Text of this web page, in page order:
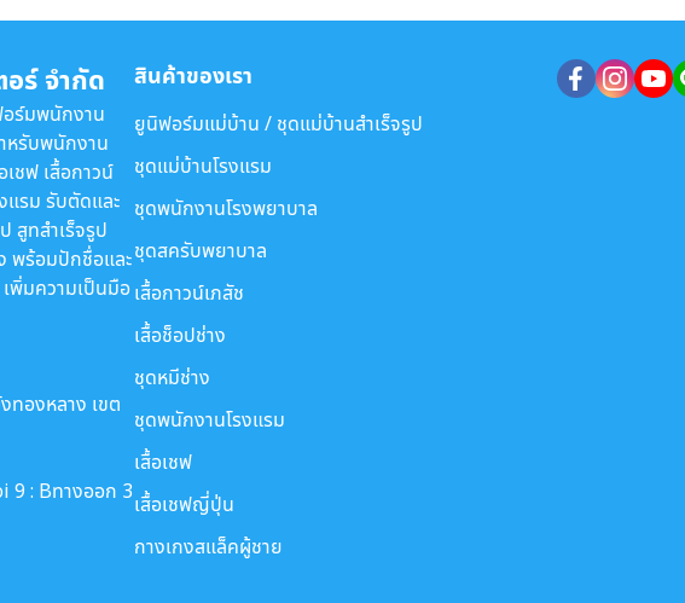
ร์ จำกัด
ร์มพนักงาน
หรับพนักงาน
ชฟ เสื้อกาวน์
แรม รับตัดและ
สูทสำเร็จรูป
พร้อมปักชื่อและ
พิ่มความเป็นมือ
ทองหลาง เขต
9 : Bทางออก 3
สินค้าของเรา
ยูนิฟอร์มแม่บ้าน / ชุดแม่บ้านสำเร็จรูป
ชุดแม่บ้านโรงแรม
ชุดพนักงานโรงพยาบาล
ชุดสครับพยาบาล
เสื้อกาวน์เภสัช
เสื้อช็อปช่าง
ชุดหมีช่าง
ชุดพนักงานโรงแรม
เสื้อเชฟ
เสื้อเชฟญี่ปุ่น
กางเกงสแล็คผู้ชาย